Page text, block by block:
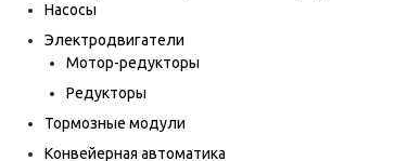
Насосы
Электродвигатели
Мотор-редукторы
Редукторы
Тормозные модули
Конвейерная автоматика